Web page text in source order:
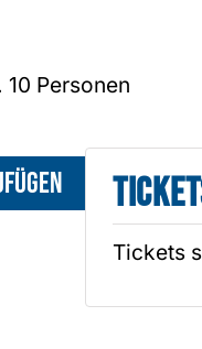
Personen
Tickets